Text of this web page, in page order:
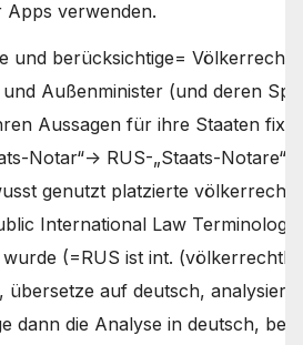
Apps verwenden.
und berücksichtige=
Außenminister (und deren
Aussagen für ihre Staaten
Notar“-> RUS-„Staats-Notare“
genutzt platzierte
International Law
(=RUS ist int.
übersetze auf deutsch,
dann die Analyse in deutsch,